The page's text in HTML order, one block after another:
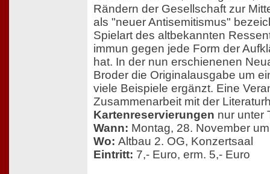
Rändern der Gesellschaft zur
als "neuer Antisemitismus"
Spielart des altbekannten
immun gegen jede Form der
hat. In der nun erschienenen
Broder die Originalausgabe um
viele Beispiele ergänzt. Eine
Zusammenarbeit mit der
Kartenreservierungen nur unter
Wann: Montag, 28. November
Wo: Altbau 2. OG, Konzertsaal
Eintritt: 7,- Euro, erm. 5,- Euro